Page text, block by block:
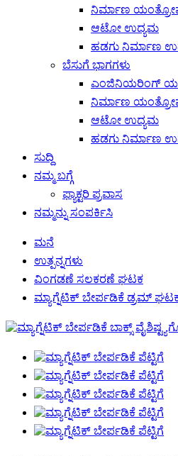
ನಿರ್ಮಾಣ
ಆಟೋ ಉದ್ಯಮ
ಹಡಗು ನಿರ್ಮಾಣ
ಬೆಸುಗೆ ಭಾಗಗಳು
ಎಂಜಿನಿಯರಿಂಗ್
ನಿರ್ಮಾಣ
ಆಟೋ ಉದ್ಯಮ
ಹಡಗು ನಿರ್ಮಾಣ
ಸುದ್ದಿ
ನಮ್ಮ ಬಗ್ಗೆ
ಫ್ಯಾಕ್ಟರಿ ಪ್ರವಾಸ
ನಮ್ಮನ್ನು ಸಂಪರ್ಕಿಸಿ
ಮನೆ
ಉತ್ಪನ್ನಗಳು
ವಿಂಗಡಣೆ ಸಲಕರಣೆ ಘಟಕ
ಮ್ಯಾಗ್ನೆಟಿಕ್ ಬೇರ್ಪಡಿಕೆ ಡ್ರಮ್